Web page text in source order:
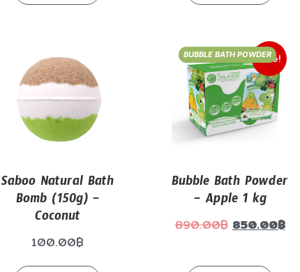
Saboo Natural Bath
Bomb (150g) –
Coconut
100.00฿
Sale!
BUBBLE BATH POWDER
Bubble Bath Powder
– Apple 1 kg
890.00฿ 850.00฿